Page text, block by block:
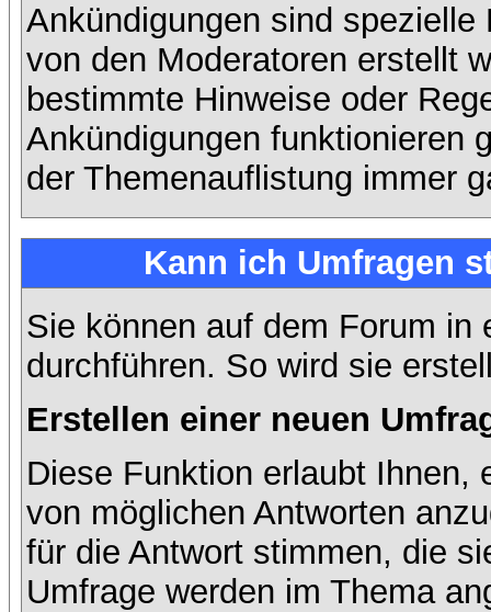
Ankündigungen sind
von den Moderatoren erstellt
bestimmte Hinweise oder
Ankündigungen funktionieren
der Themenauflistung immer
Kann ich Umfragen
Sie können auf dem Forum in
durchführen. So wird sie
Erstellen einer neuen
Diese Funktion erlaubt Ihnen,
von möglichen Antworten
für die Antwort stimmen, die
Umfrage werden im Thema